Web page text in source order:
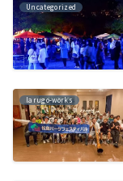
Uncategorized
larugo-works